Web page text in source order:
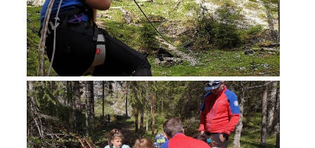
Opération de sauvetage